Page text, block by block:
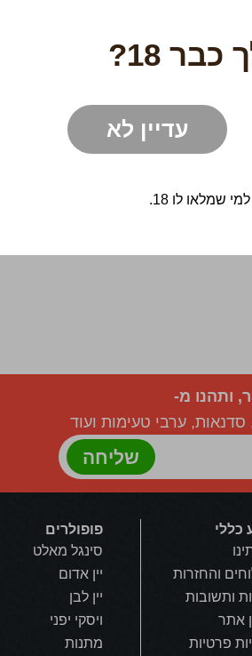
18?
עדיין לא
שמלאו לו 18.
ותהנו מ-
סדנאות, ערבי טעימות ועוד
שליחה
כללי
והחזרות
ותשובות
אתר
פרטיות
פופולרים
סינגל מאלט
יין אדום
יין לבן
ויסקי יפני
מתנות